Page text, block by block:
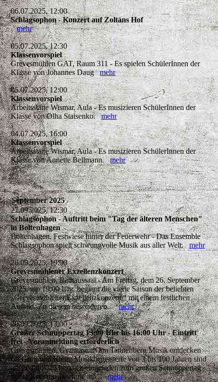
06.07.2025, 12:00
Schlagsophon - Konzert auf Zoltáns Hof
mehr
05.07.2025, 12:30
Klassenvorspiel
Grevesmühlen GAT, Raum 311 - Es spielen SchülerInnen der
Klasse von Johannes Daugmehr
05.07.2025, 12:00
Klassenvorspiel
Arbeitsstätte Wismar, Aula - Es musizieren SchülerInnen der
Klasse von Olha Statsenko.mehr
04.07.2025, 16:00
Klassenvorspiel
Arbeitsstätte Wismar, Aula - Es musizieren SchülerInnen der
Klasse von Annette Bellmann.mehr
September 2025
27.09.2025, 12:30
Schlagsophon - Auftritt beim "Tag der älteren Menschen"
in Boltenhagen
Boltenhagen, Festwiese hinter der Feuerwehr - Das Ensemble
Schlagsophon spielt schwungvolle Musik aus aller Welt.mehr
26.09.2025, 19:00
Grevesmühlener Exzellenzkonzert
Grevesmühlen, Rathaussaal - Am Freitag, dem 26. September
2025, um 19:00 Uhr, beginnt die vierte Saison der beliebten
„Grevesmühlener Exzellenzkonzerte“ mit einem festlichen
Auftakt. Zu diesem besonderen...mehr
20.09.2025, 13:00
Großer Schnuppertag 13:00 Uhr bis 16:00 Uhr - Eintritt
frei - Voranmeldung erforderlich
Grevesmühlen, Gymnasium am Tannenberg Musik entdecken
für Groß und Klein: Musikbegeisterte von 3 bis 100 Jahren sind
am 20.09.2025 herzlich eingeladen zum großen Schnuppertag
in der Kreismusikschule am...mehr